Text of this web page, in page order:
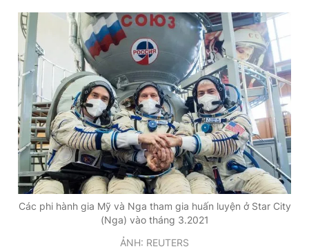
Thông tin tòa soạn Liên hệ quảng cáo
Đọc Thanh Niên trên điện thoại
Theo dõi báo trên
Các phi hành gia Mỹ và Nga tham gia huấn luyện ở Star City
(Nga) vào tháng 3.2021
ẢNH: REUTERS